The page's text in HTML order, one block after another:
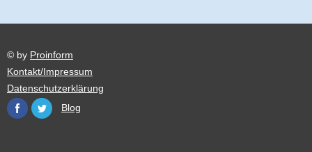
© by Proinform
Kontakt/Impressum
Datenschutzerklärung
Blog